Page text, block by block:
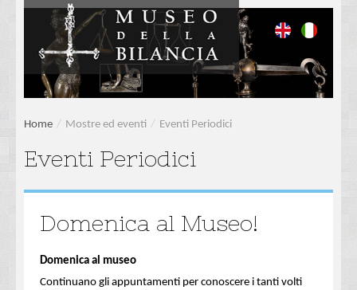
Home / Mostre ed eventi / Eventi Periodici
Eventi Periodici
Domenica al Museo!
Domenica al museo
Continuano gli appuntamenti per conoscere i tanti volti